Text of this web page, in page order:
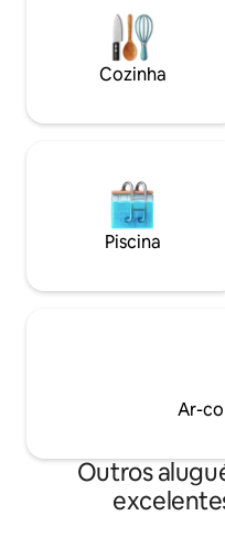
min) - A metros da Arena
Em dias de CHUVA, é
Cozinha
Piscina
Ar-
Outros